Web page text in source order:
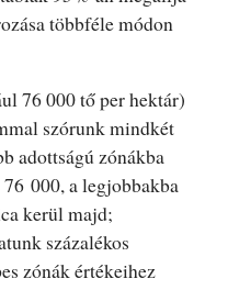
többféle módon
76 000 tő per hektár)
szórunk mindkét
adottságú zónákba
000, a legjobbakba
kerül majd;
százalékos
zónák értékeihez